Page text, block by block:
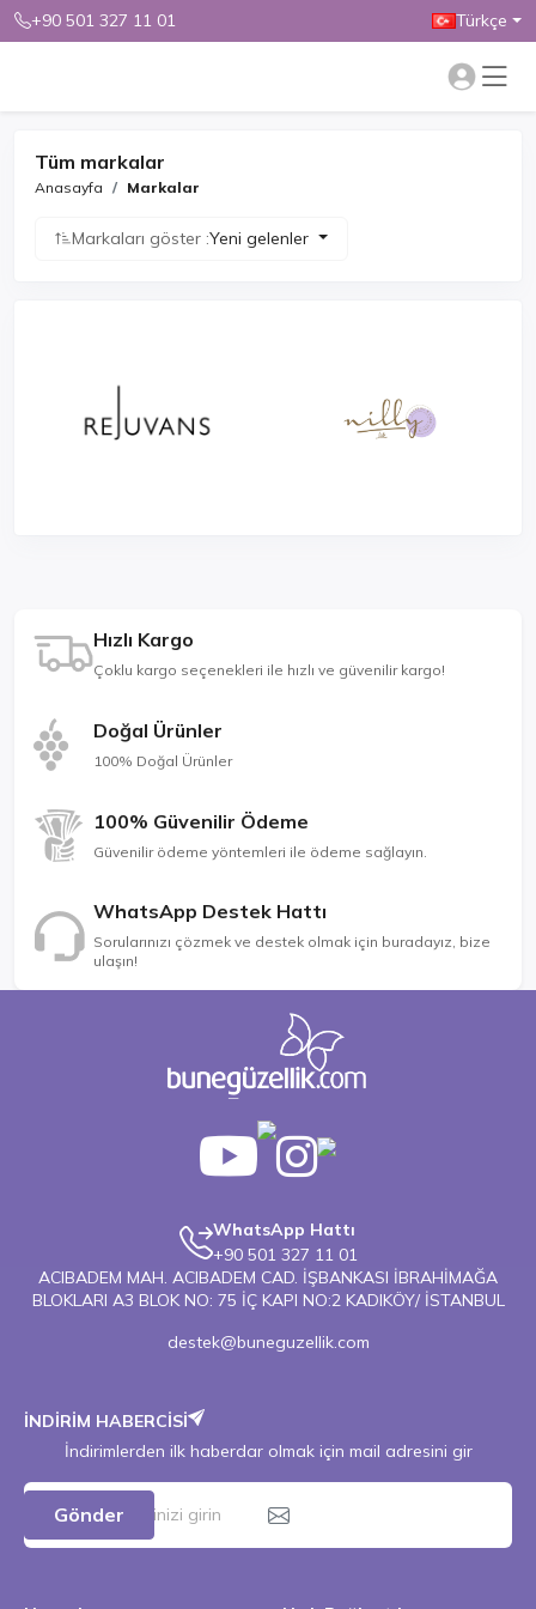
+90 501 327 11 01 Türkçe
Tüm markalar
Anasayfa Markalar
Markaları göster :Yeni gelenler
Hızlı Kargo
Çoklu kargo seçenekleri ile hızlı ve güvenilir kargo!
Doğal Ürünler
100% Doğal Ürünler
100% Güvenilir Ödeme
Güvenilir ödeme yöntemleri ile ödeme sağlayın.
WhatsApp Destek Hattı
Sorularınızı çözmek ve destek olmak için buradayız, bize
ulaşın!
WhatsApp Hattı
+90 501 327 11 01
ACIBADEM MAH. ACIBADEM CAD. İŞBANKASI İBRAHİMAĞA
BLOKLARI A3 BLOK NO: 75 İÇ KAPI NO:2 KADIKÖY/ İSTANBUL
destek@buneguzellik.com
İNDİRİM HABERCİSİ
İndirimlerden ilk haberdar olmak için mail adresini gir
Gönder